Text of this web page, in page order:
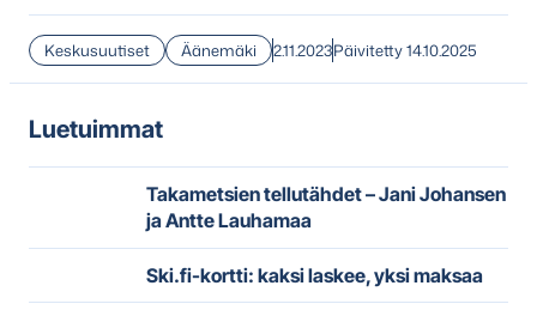
Keskusuutiset Äänemäki 2.11.2023Päivitetty 14.10.2025
Luetuimmat
Takametsien tellutähdet – Jani Johansen
ja Antte Lauhamaa
Ski.fi-kortti: kaksi laskee, yksi maksaa